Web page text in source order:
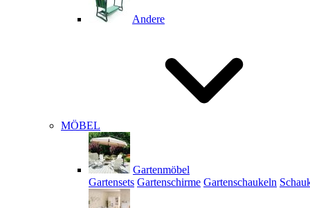
Andere
MÖBEL
Gartenmöbel
Gartensets Gartenschirme Gartenschaukeln